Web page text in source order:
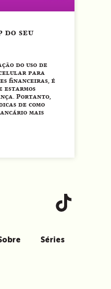
do seu
do uso de
celular para
financeiras, é
estarmos
Portanto,
de como
mais
Séries